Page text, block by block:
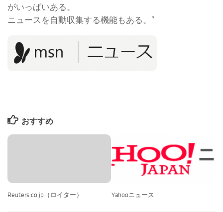
がいっぱいある。
ニュースを自動収集する機能もある。”
おすすめ
Reuters.co.jp（ロイター） Yahooニュース